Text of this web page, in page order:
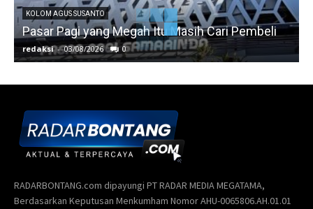
KOLOM AGUS SUSANTO
Pasar Pagi yang Megah Itu Masih Cari Pembeli
redaksi - 03/08/2026 0
RADARBONTANG.com dipayungi PT RADAR MEDIA MEGATAMA,
Berdasarkan Keputusan Menkumham Nomor AHU-0065806.AH.01.01